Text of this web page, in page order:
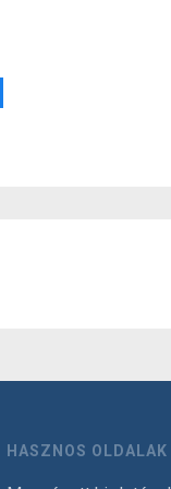
HASZNOS OLDALAK